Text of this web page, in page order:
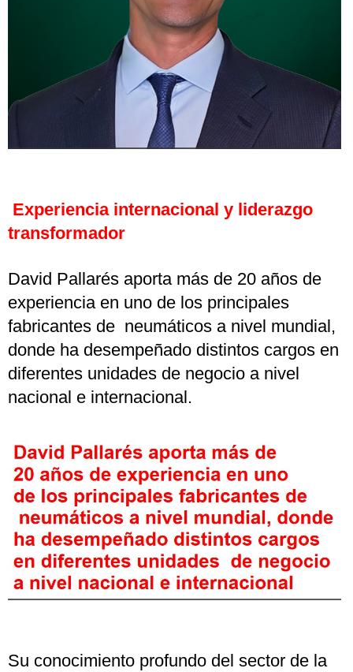
Experiencia internacional y liderazgo
transformador
David Pallarés aporta más de 20 años de
experiencia en uno de los principales
fabricantes de neumáticos a nivel mundial,
donde ha desempeñado distintos cargos en
diferentes unidades de negocio a nivel
nacional e internacional.
Su conocimiento profundo del sector de la